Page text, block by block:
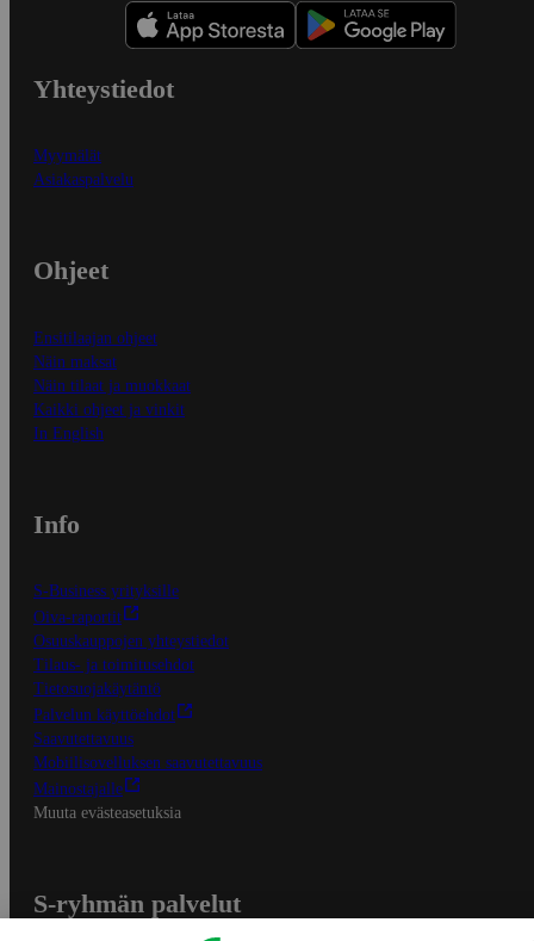
Yhteystiedot
Myymälät
Asiakaspalvelu
Ohjeet
Ensitilaajan ohjeet
Näin maksat
Näin tilaat ja muokkaat
Kaikki ohjeet ja vinkit
In English
Info
S-Business yrityksille
Oiva-raportit
Osuuskauppojen yhteystiedot
Tilaus- ja toimitusehdot
Tietosuojakäytäntö
Palvelun käyttöehdot
Saavutettavuus
Mobiilisovelluksen saavutettavuus
Mainostajalle
Muuta evästeasetuksia
S-ryhmän palvelut